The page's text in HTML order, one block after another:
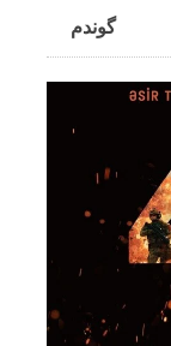
گوندم